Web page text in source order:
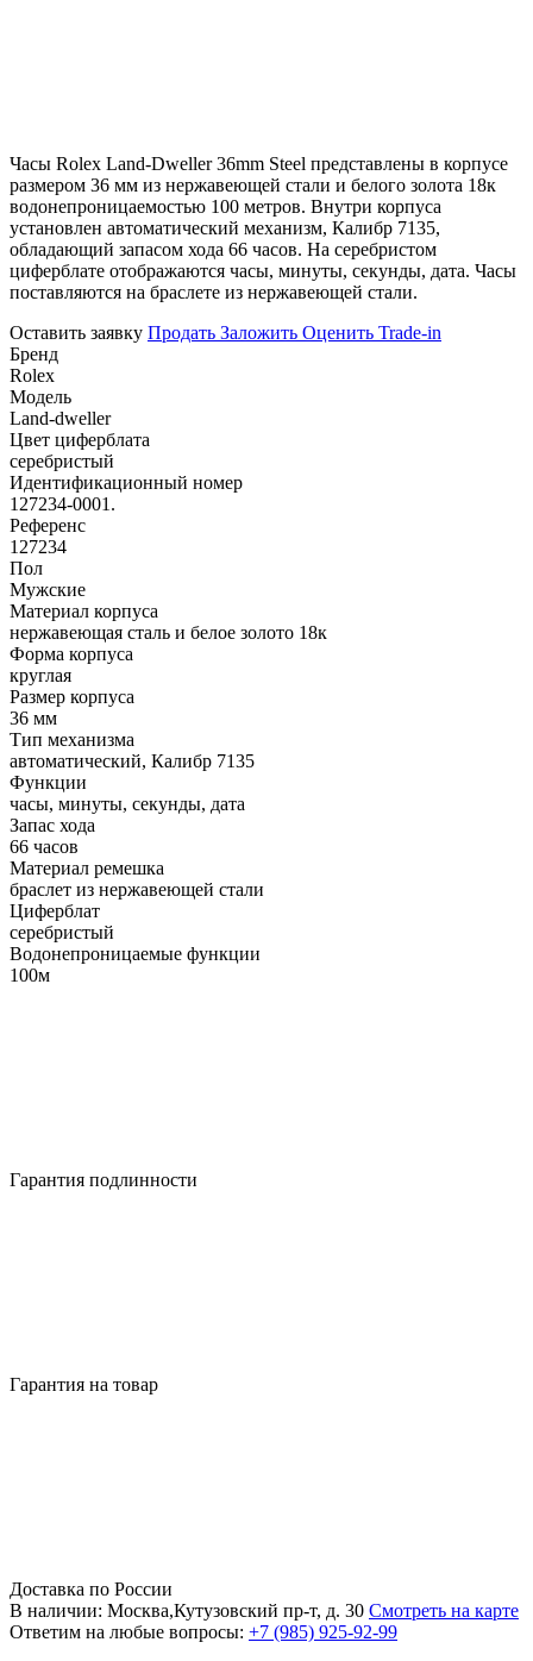
Часы Rolex Land-Dweller 36mm Steel представлены в корпусе
размером 36 мм из нержавеющей стали и белого золота 18к
водонепроницаемостью 100 метров. Внутри корпуса
установлен автоматический механизм, Калибр 7135,
обладающий запасом хода 66 часов. На серебристом
циферблате отображаются часы, минуты, секунды, дата. Часы
поставляются на браслете из нержавеющей стали.
Оставить заявку Продать Заложить Оценить Trade-in
Бренд
Rolex
Модель
Land-dweller
Цвет циферблата
серебристый
Идентификационный номер
127234-0001.
Референс
127234
Пол
Мужские
Материал корпуса
нержавеющая сталь и белое золото 18к
Форма корпуса
круглая
Размер корпуса
36 мм
Тип механизма
автоматический, Калибр 7135
Функции
часы, минуты, секунды, дата
Запас хода
66 часов
Материал ремешка
браслет из нержавеющей стали
Циферблат
серебристый
Водонепроницаемые функции
100м
Гарантия подлинности
Гарантия на товар
Доставка по России
В наличии: Москва,Кутузовский пр-т, д. 30 Смотреть на карте
Ответим на любые вопросы: +7 (985) 925-92-99